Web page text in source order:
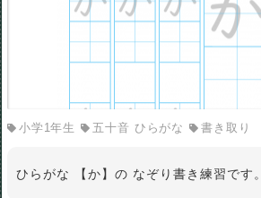
小学1年生 五十音 ひらがな 書き取り
ひらがな 【か】の なぞり書き練習です。